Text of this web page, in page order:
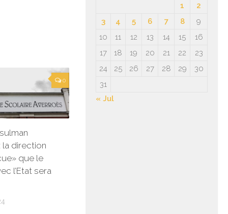
0
la direction
que le
l’Etat sera
1
2
3
4 5 6 7 8
9
10
11 12 13 14 15
16
17
18 19 20 21 22
23
24
25 26 27 28 29
30
31
« Jul